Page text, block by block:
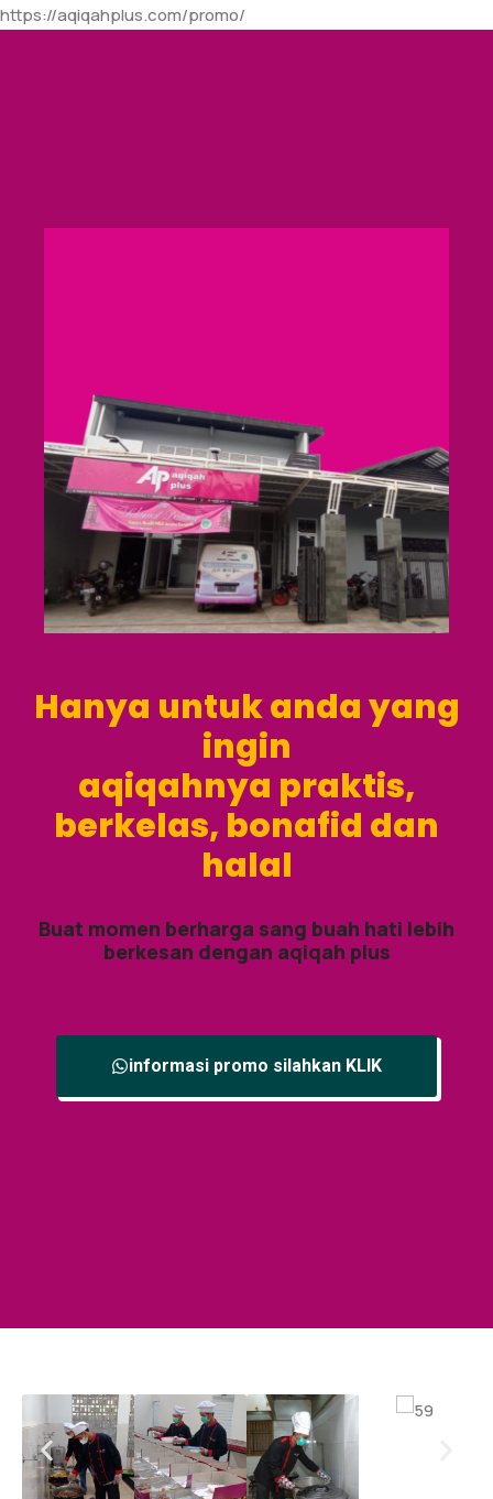
https://aqiqahplus.com/promo/
Hanya untuk anda yang
ingin
aqiqahnya praktis,
berkelas, bonafid dan
halal
Buat momen berharga sang buah hati lebih
berkesan dengan aqiqah plus
informasi promo silahkan KLIK